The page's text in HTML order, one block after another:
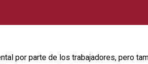
por parte de los trabajadores, pero